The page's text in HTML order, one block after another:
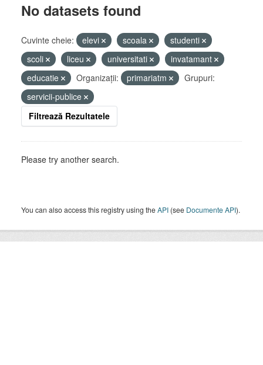
No datasets found
Cuvinte cheie: elevi scoala
studenti
scoli
liceu universitati
invatamant
educatie
Organizații: primariatm
Grupuri:
servicii-publice
Filtrează Rezultatele
Please try another search.
You can also access this registry using theAPI (see Documente API).